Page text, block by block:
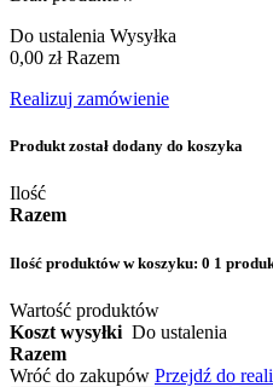
Do ustalenia Wysyłka
0,00 zł Razem
Realizuj zamówienie
Produkt został dodany do koszyka
Ilość
Razem
Ilość produktów w koszyku: 0 1
Wartość produktów
Koszt wysyłki Do ustalenia
Razem
Wróć do zakupów Przejdź do